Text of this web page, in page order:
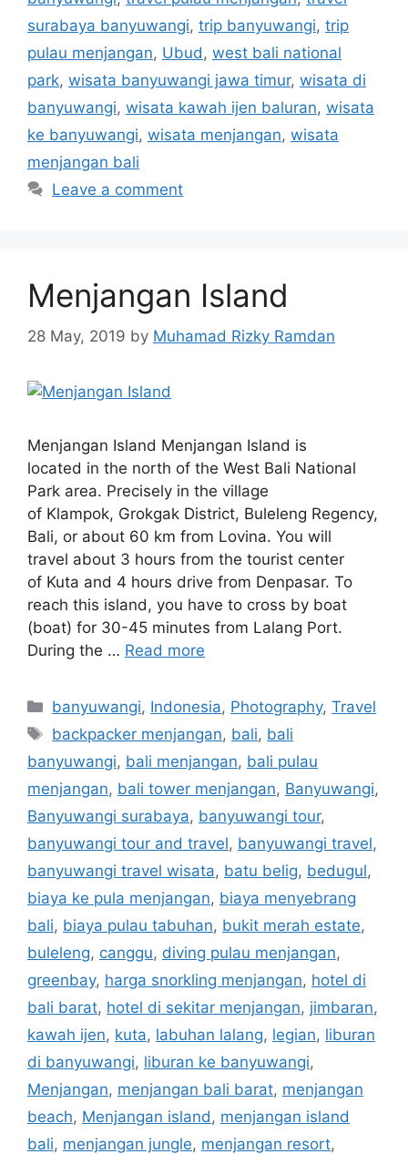
surabaya banyuwangi, trip banyuwangi, trip
pulau menjangan, Ubud, west bali national
park, wisata banyuwangi jawa timur, wisata di
banyuwangi, wisata kawah ijen baluran, wisata
ke banyuwangi, wisata menjangan, wisata
menjangan bali
Leave a comment
Menjangan Island
28 May, 2019 by Muhamad Rizky Ramdan
Menjangan Island Menjangan Island is
located in the north of the West Bali National
Park area. Precisely in the village
of Klampok, Grokgak District, Buleleng Regency,
Bali, or about 60 km from Lovina. You will
travel about 3 hours from the tourist center
of Kuta and 4 hours drive from Denpasar. To
reach this island, you have to cross by boat
(boat) for 30-45 minutes from Lalang Port.
During the … Read more
banyuwangi, Indonesia, Photography,Travel
backpacker menjangan, bali, bali
banyuwangi, bali menjangan, bali pulau
menjangan, bali tower menjangan, Banyuwangi,
Banyuwangi surabaya, banyuwangi tour,
banyuwangi tour and travel, banyuwangi travel,
banyuwangi travel wisata, batu belig, bedugul,
biaya ke pula menjangan, biaya menyebrang
bali, biaya pulau tabuhan, bukit merah estate,
buleleng, canggu, diving pulau menjangan,
greenbay, harga snorkling menjangan, hotel di
bali barat, hotel di sekitar menjangan, jimbaran,
kawah ijen, kuta, labuhan lalang, legian, liburan
di banyuwangi, liburan ke banyuwangi,
Menjangan, menjangan bali barat, menjangan
beach, Menjangan island , menjangan island
bali, menjangan jungle, menjangan resort,